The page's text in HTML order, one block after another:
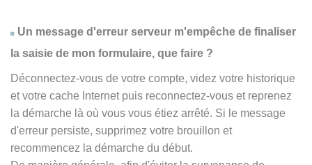
Un message d'erreur serveur m'empêche de finaliser
la saisie de mon formulaire, que faire ?
Déconnectez-vous de votre compte, videz votre historique
et votre cache Internet puis reconnectez-vous et reprenez
la démarche là où vous vous étiez arrêté. Si le message
d'erreur persiste, supprimez votre brouillon et
recommencez la démarche du début.